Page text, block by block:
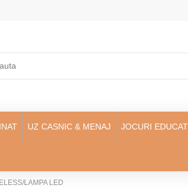
UZ CASNIC & MENAJ JOCURI
LAMPA LED